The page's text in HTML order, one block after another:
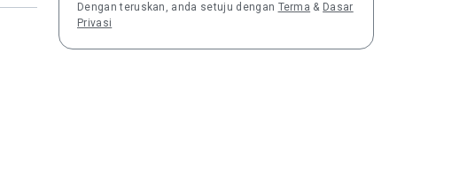
Dengan teruskan, anda setuju dengan Terma & Dasar
Privasi